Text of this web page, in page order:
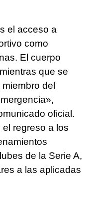
el acceso a
como
El cuerpo
que se
del
oficial.
regreso a los
de la Serie A,
a las aplicadas